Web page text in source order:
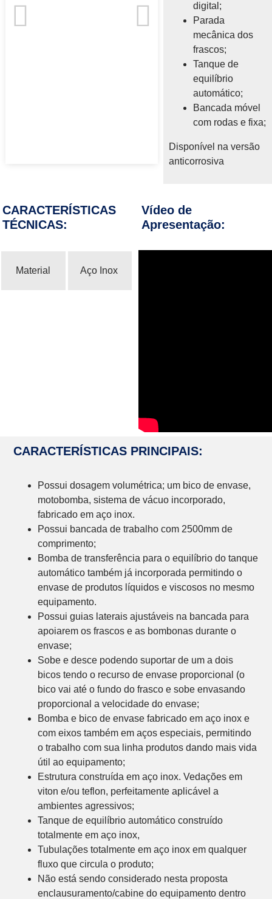
digital;
Parada
mecânica dos
frascos;
Tanque de
equilíbrio
automático;
Bancada móvel
com rodas e fixa;
Disponível na versão
anticorrosiva
CARACTERÍSTICAS
TÉCNICAS:
Material Aço Inox
Vídeo de
Apresentação:
CARACTERÍSTICAS PRINCIPAIS:
Possui dosagem volumétrica; um bico de envase,
motobomba, sistema de vácuo incorporado,
fabricado em aço inox.
Possui bancada de trabalho com 2500mm de
comprimento;
Bomba de transferência para o equilíbrio do tanque
automático também já incorporada permitindo o
envase de produtos líquidos e viscosos no mesmo
equipamento.
Possui guias laterais ajustáveis na bancada para
apoiarem os frascos e as bombonas durante o
envase;
Sobe e desce podendo suportar de um a dois
bicos tendo o recurso de envase proporcional (o
bico vai até o fundo do frasco e sobe envasando
proporcional a velocidade do envase;
Bomba e bico de envase fabricado em aço inox e
com eixos também em aços especiais, permitindo
o trabalho com sua linha produtos dando mais vida
útil ao equipamento;
Estrutura construída em aço inox. Vedações em
viton e/ou teflon, perfeitamente aplicável a
ambientes agressivos;
Tanque de equilíbrio automático construído
totalmente em aço inox,
Tubulações totalmente em aço inox em qualquer
fluxo que circula o produto;
Não está sendo considerado nesta proposta
enclausuramento/cabine do equipamento dentro